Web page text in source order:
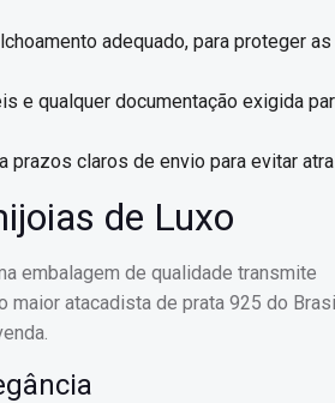
adequado, para proteger
e qualquer documentação exigida
prazos claros de envio para evitar
de Luxo
embalagem de qualidade transmite
atacadista de prata 925 do